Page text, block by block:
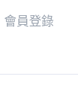
會員登錄